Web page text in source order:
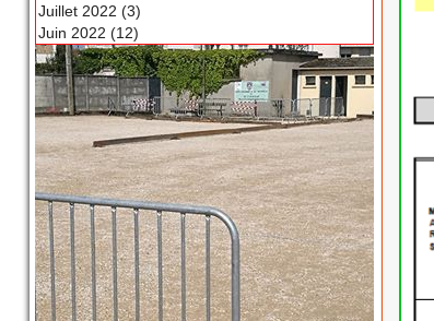
Juillet 2022 (3)
Juin 2022 (12)